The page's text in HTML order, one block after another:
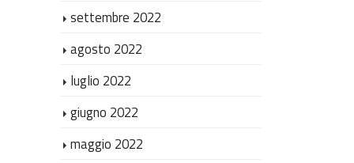
settembre 2022
agosto 2022
luglio 2022
giugno 2022
maggio 2022